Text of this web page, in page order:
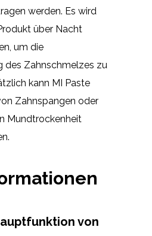
werden. Es wird
über Nacht
um die
des Zahnschmelzes zu
kann MI Paste
Zahnspangen oder
Mundtrockenheit
von